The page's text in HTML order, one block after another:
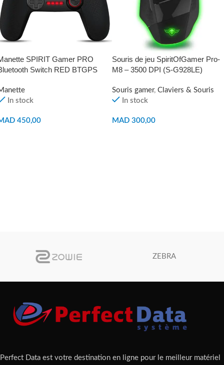
SPIRIT Gamer PRO
Switch RED BTGPS
In stock
450,00
Souris de jeu SpiritOfGamer Pro-
M8 – 3500 DPI (S-G928LE)
Souris gamer, Claviers & Souris
In stock
MAD 300,00
ZEBRA
Perfect Data est votre destination en ligne pour le meilleur matériel